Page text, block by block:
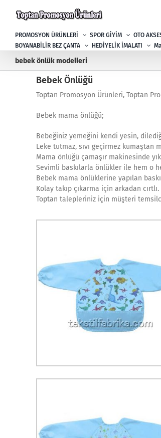
PROMOSYON ÜRÜNLERİ SPOR GİYİM OTO
BOYANABİLİR BEZ ÇANTA
HEDİYELİK İMALATI
bebek önlük modelleri
Bebek Önlüğü
Toptan Promosyon Ürünleri, Toptan
Bebek mama önlüğü;
Bebeğiniz yemeğini kendi yesin,
Leke tutmaz, sıvı geçirmez kumaştan
Mama önlüğü çamaşır makinesinde
Sevimli baskılarla önlükler ile hem o
Bebek mama önlüklerine yapılan
Kolay takıp çıkarma için arkadan
Toptan talepleriniz için müşteri